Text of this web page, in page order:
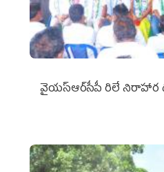
వైయ‌స్ఆర్‌సీపీ రిలే నిరాహార